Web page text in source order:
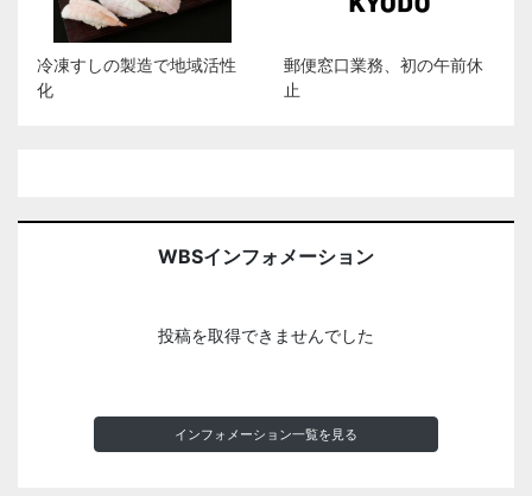
冷凍すしの製造で地域活性
化
郵便窓口業務、初の午前休
止
WBSインフォメーション
投稿を取得できませんでした
インフォメーション一覧を見る